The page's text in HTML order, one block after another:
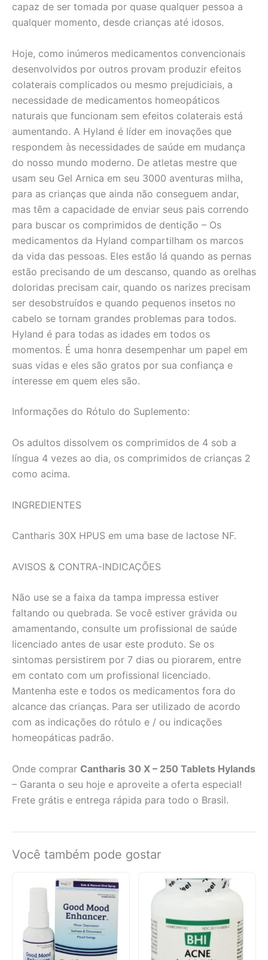
capaz de ser tomada por quase qualquer pessoa a
qualquer momento, desde crianças até idosos.
Hoje, como inúmeros medicamentos convencionais
desenvolvidos por outros provam produzir efeitos
colaterais complicados ou mesmo prejudiciais, a
necessidade de medicamentos homeopáticos
naturais que funcionam sem efeitos colaterais está
aumentando. A Hyland é líder em inovações que
respondem às necessidades de saúde em mudança
do nosso mundo moderno. De atletas mestre que
usam seu Gel Arnica em seu 3000 aventuras milha,
para as crianças que ainda não conseguem andar,
mas têm a capacidade de enviar seus pais correndo
para buscar os comprimidos de dentição – Os
medicamentos da Hyland compartilham os marcos
da vida das pessoas. Eles estão lá quando as pernas
estão precisando de um descanso, quando as orelhas
doloridas precisam cair, quando os narizes precisam
ser desobstruídos e quando pequenos insetos no
cabelo se tornam grandes problemas para todos.
Hyland é para todas as idades em todos os
momentos. É uma honra desempenhar um papel em
suas vidas e eles são gratos por sua confiança e
interesse em quem eles são.
Informações do Rótulo do Suplemento:
Os adultos dissolvem os comprimidos de 4 sob a
língua 4 vezes ao dia, os comprimidos de crianças 2
como acima.
INGREDIENTES
Cantharis 30X HPUS em uma base de lactose NF.
AVISOS & CONTRA-INDICAÇÕES
Não use se a faixa da tampa impressa estiver
faltando ou quebrada. Se você estiver grávida ou
amamentando, consulte um profissional de saúde
licenciado antes de usar este produto. Se os
sintomas persistirem por 7 dias ou piorarem, entre
em contato com um profissional licenciado.
Mantenha este e todos os medicamentos fora do
alcance das crianças. Para ser utilizado de acordo
com as indicações do rótulo e / ou indicações
homeopáticas padrão.
Onde comprar Cantharis 30 X – 250 Tablets Hylands
– Garanta o seu hoje e aproveite a oferta especial!
Frete grátis e entrega rápida para todo o Brasil.
Você também pode gostar